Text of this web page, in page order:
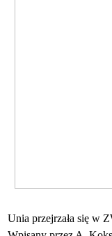
Unia przejrzała się w